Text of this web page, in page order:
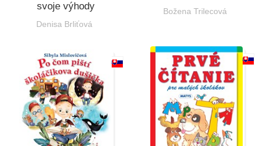
svoje výhody
Denisa Brliťová
Božena Trilecová